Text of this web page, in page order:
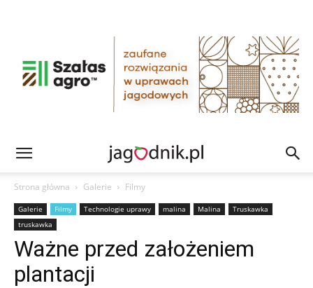
Strona główna Galerie Filmy
Galerie Filmy Technologie uprawy malina Malina
Truskawka
truskawka
Ważne przed założeniem
plantacji